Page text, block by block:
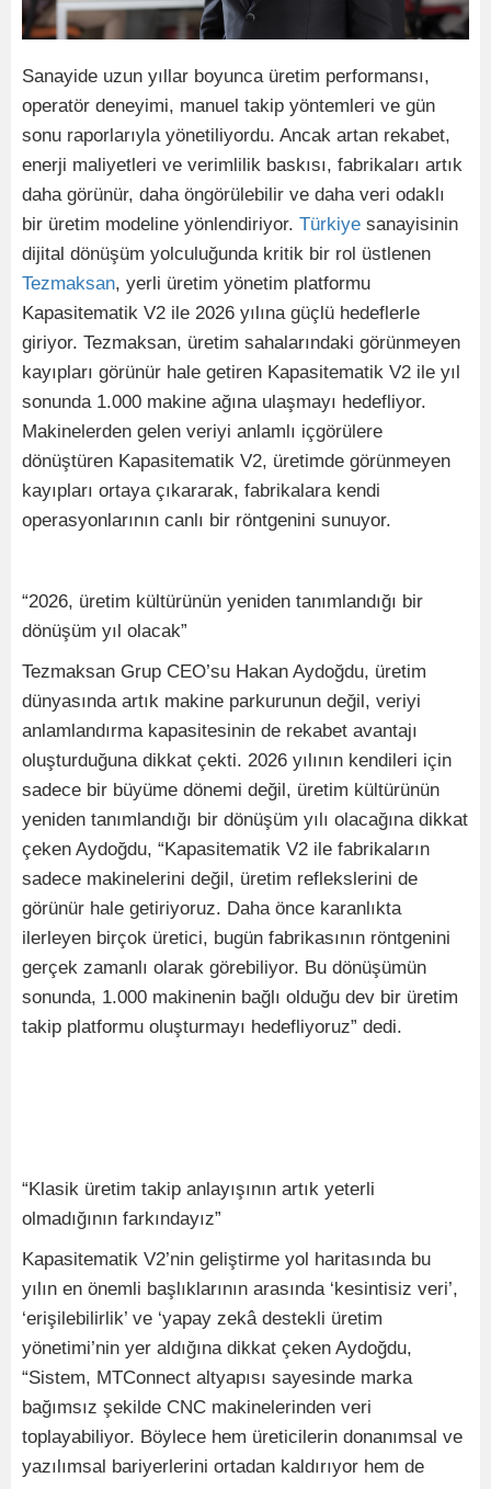
Sanayide uzun yıllar boyunca üretim performansı,
operatör deneyimi, manuel takip yöntemleri ve gün
sonu raporlarıyla yönetiliyordu. Ancak artan rekabet,
enerji maliyetleri ve verimlilik baskısı, fabrikaları artık
daha görünür, daha öngörülebilir ve daha veri odaklı
bir üretim modeline yönlendiriyor. Türkiye sanayisinin
dijital dönüşüm yolculuğunda kritik bir rol üstlenen
Tezmaksan, yerli üretim yönetim platformu
Kapasitematik V2 ile 2026 yılına güçlü hedeflerle
giriyor. Tezmaksan, üretim sahalarındaki görünmeyen
kayıpları görünür hale getiren Kapasitematik V2 ile yıl
sonunda 1.000 makine ağına ulaşmayı hedefliyor.
Makinelerden gelen veriyi anlamlı içgörülere
dönüştüren Kapasitematik V2, üretimde görünmeyen
kayıpları ortaya çıkararak, fabrikalara kendi
operasyonlarının canlı bir röntgenini sunuyor.
“2026, üretim kültürünün yeniden tanımlandığı bir
dönüşüm yıl olacak”
Tezmaksan Grup CEO’su Hakan Aydoğdu, üretim
dünyasında artık makine parkurunun değil, veriyi
anlamlandırma kapasitesinin de rekabet avantajı
oluşturduğuna dikkat çekti. 2026 yılının kendileri için
sadece bir büyüme dönemi değil, üretim kültürünün
yeniden tanımlandığı bir dönüşüm yılı olacağına dikkat
çeken Aydoğdu, “Kapasitematik V2 ile fabrikaların
sadece makinelerini değil, üretim reflekslerini de
görünür hale getiriyoruz. Daha önce karanlıkta
ilerleyen birçok üretici, bugün fabrikasının röntgenini
gerçek zamanlı olarak görebiliyor. Bu dönüşümün
sonunda, 1.000 makinenin bağlı olduğu dev bir üretim
takip platformu oluşturmayı hedefliyoruz” dedi.
“Klasik üretim takip anlayışının artık yeterli
olmadığının farkındayız”
Kapasitematik V2’nin geliştirme yol haritasında bu
yılın en önemli başlıklarının arasında ‘kesintisiz veri’,
‘erişilebilirlik’ ve ‘yapay zekâ destekli üretim
yönetimi’nin yer aldığına dikkat çeken Aydoğdu,
“Sistem, MTConnect altyapısı sayesinde marka
bağımsız şekilde CNC makinelerinden veri
toplayabiliyor. Böylece hem üreticilerin donanımsal ve
yazılımsal bariyerlerini ortadan kaldırıyor hem de